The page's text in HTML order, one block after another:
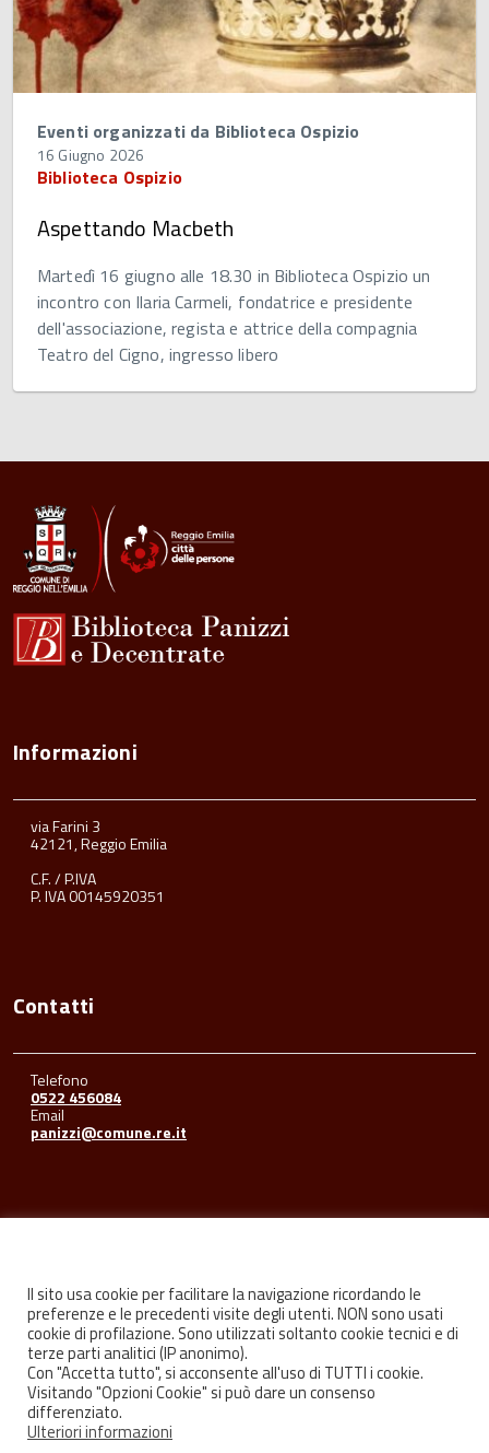
Eventi organizzati da Biblioteca Ospizio
16 Giugno 2026
Biblioteca Ospizio
Aspettando Macbeth
Martedì 16 giugno alle 18.30 in Biblioteca Ospizio un
incontro con Ilaria Carmeli, fondatrice e presidente
dell'associazione, regista e attrice della compagnia
Teatro del Cigno, ingresso libero
Informazioni
via Farini 3
42121, Reggio Emilia
C.F. / P.IVA
P. IVA 00145920351
Contatti
Telefono
0522 456084
Email
panizzi@comune.re.it
FacebookYoutubeInstagram
Il sito usa cookie per facilitare la navigazione ricordando le
preferenze e le precedenti visite degli utenti. NON sono usati
cookie di profilazione. Sono utilizzati soltanto cookie tecnici e di
terze parti analitici (IP anonimo).
Con "Accetta tutto", si acconsente all'uso di TUTTI i cookie.
Visitando "Opzioni Cookie" si può dare un consenso
differenziato.
Ulteriori informazioni